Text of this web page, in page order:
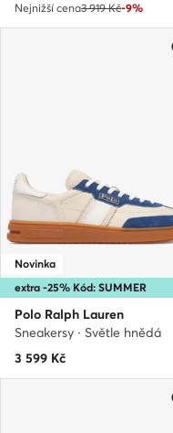
Nejnižší cena3 919 Kč-9%
extra -25% Kód: SUMMER
Novinka
Polo Ralph Lauren
Sneakersy · Světle hnědá
3 599 Kč